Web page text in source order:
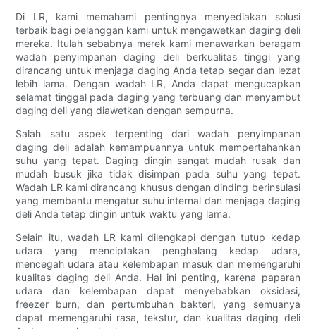
Di LR, kami memahami pentingnya menyediakan solusi
terbaik bagi pelanggan kami untuk mengawetkan daging deli
mereka. Itulah sebabnya merek kami menawarkan beragam
wadah penyimpanan daging deli berkualitas tinggi yang
dirancang untuk menjaga daging Anda tetap segar dan lezat
lebih lama. Dengan wadah LR, Anda dapat mengucapkan
selamat tinggal pada daging yang terbuang dan menyambut
daging deli yang diawetkan dengan sempurna.
Salah satu aspek terpenting dari wadah penyimpanan
daging deli adalah kemampuannya untuk mempertahankan
suhu yang tepat. Daging dingin sangat mudah rusak dan
mudah busuk jika tidak disimpan pada suhu yang tepat.
Wadah LR kami dirancang khusus dengan dinding berinsulasi
yang membantu mengatur suhu internal dan menjaga daging
deli Anda tetap dingin untuk waktu yang lama.
Selain itu, wadah LR kami dilengkapi dengan tutup kedap
udara yang menciptakan penghalang kedap udara,
mencegah udara atau kelembapan masuk dan memengaruhi
kualitas daging deli Anda. Hal ini penting, karena paparan
udara dan kelembapan dapat menyebabkan oksidasi,
freezer burn, dan pertumbuhan bakteri, yang semuanya
dapat memengaruhi rasa, tekstur, dan kualitas daging deli